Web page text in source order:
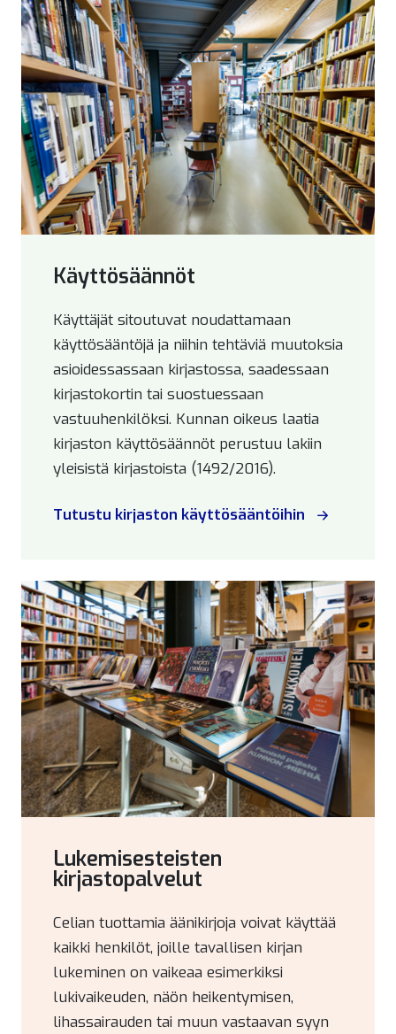
Käyttösäännöt
Käyttäjät sitoutuvat noudattamaan
käyttösääntöjä ja niihin tehtäviä muutoksia
asioidessassaan kirjastossa, saadessaan
kirjastokortin tai suostuessaan
vastuuhenkilöksi. Kunnan oikeus laatia
kirjaston käyttösäännöt perustuu lakiin
yleisistä kirjastoista (1492/2016).
Tutustu kirjaston käyttösääntöihin
Lukemisesteisten
kirjastopalvelut
Celian tuottamia äänikirjoja voivat käyttää
kaikki henkilöt, joille tavallisen kirjan
lukeminen on vaikeaa esimerkiksi
lukivaikeuden, näön heikentymisen,
lihassairauden tai muun vastaavan syyn